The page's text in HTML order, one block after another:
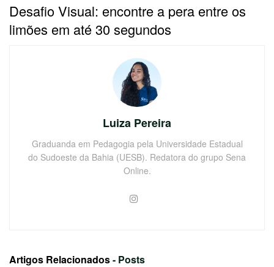
Desafio Visual: encontre a pera entre os
limões em até 30 segundos
Luiza Pereira
Graduanda em Pedagogia pela Universidade Estadual
do Sudoeste da Bahia (UESB). Redatora do grupo Sena
Online.
Artigos Relacionados- Posts